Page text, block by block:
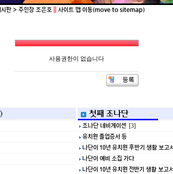
판 > 주인장 조은호 사이트 맵 이동(move to sitemap)
사용권한이 없습니다
첫째 조나단
조나단 네비게이션 [3]
유치원 졸업증서 등
나단이 10년 유치원 후반기 생활 보고
나단이 예비 소집 가다
나단이 10년 유치원 전반기 생활 보고